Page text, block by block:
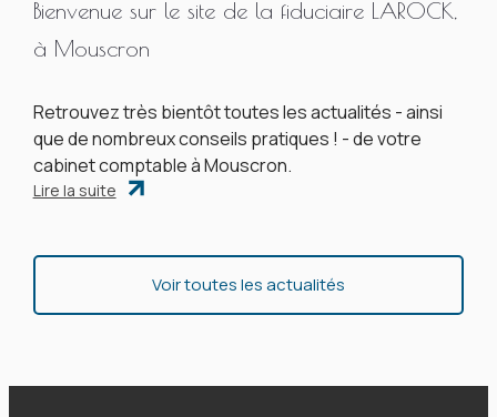
Bienvenue sur le site de la fiduciaire LAROCK,
à Mouscron
Retrouvez très bientôt toutes les actualités - ainsi
que de nombreux conseils pratiques ! - de votre
cabinet comptable à Mouscron.
Lire la suite
Voir toutes les actualités